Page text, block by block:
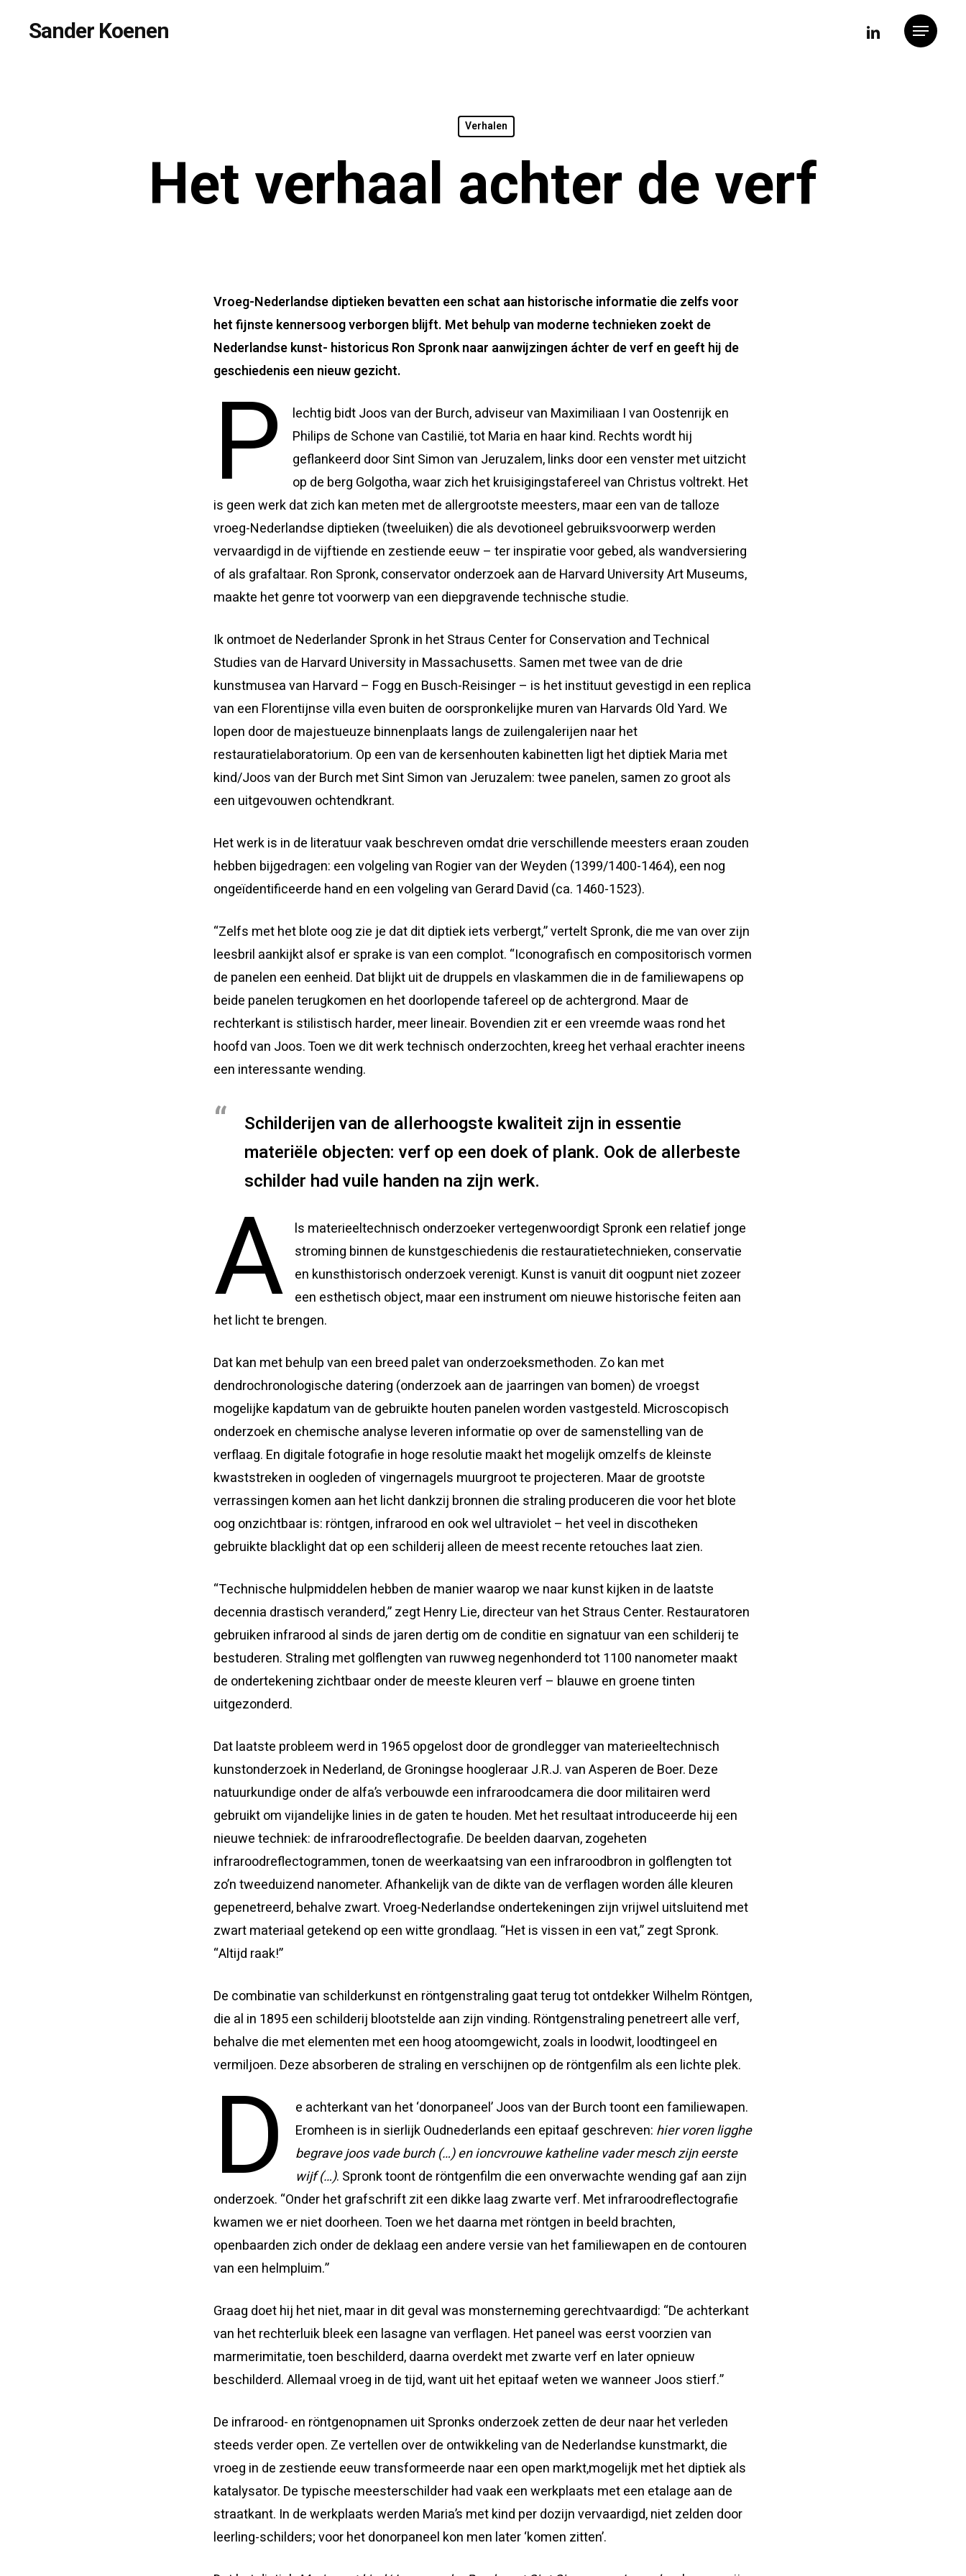
Sander Koenen linkedin Menu
Verhalen
Het verhaal achter de verf
Vroeg-Nederlandse diptieken bevatten een schat aan historische informatie die zelfs voor
het fijnste kennersoog verborgen blijft. Met behulp van moderne technieken zoekt de
Nederlandse kunst- historicus Ron Spronk naar aanwijzingen áchter de verf en geeft hij de
geschiedenis een nieuw gezicht.
P
lechtig bidt Joos van der Burch, adviseur van Maximiliaan I van Oostenrijk en
Philips de Schone van Castilië, tot Maria en haar kind. Rechts wordt hij
geflankeerd door Sint Simon van Jeruzalem, links door een venster met uitzicht
op de berg Golgotha, waar zich het kruisigingstafereel van Christus voltrekt. Het
is geen werk dat zich kan meten met de allergrootste meesters, maar een van de talloze
vroeg-Nederlandse diptieken (tweeluiken) die als devotioneel gebruiksvoorwerp werden
vervaardigd in de vijftiende en zestiende eeuw – ter inspiratie voor gebed, als wandversiering
of als grafaltaar. Ron Spronk, conservator onderzoek aan de Harvard University Art Museums,
maakte het genre tot voorwerp van een diepgravende technische studie.
Ik ontmoet de Nederlander Spronk in het Straus Center for Conservation and Technical
Studies van de Harvard University in Massachusetts. Samen met twee van de drie
kunstmusea van Harvard – Fogg en Busch-Reisinger – is het instituut gevestigd in een replica
van een Florentijnse villa even buiten de oorspronkelijke muren van Harvards Old Yard. We
lopen door de majestueuze binnenplaats langs de zuilengalerijen naar het
restauratielaboratorium. Op een van de kersenhouten kabinetten ligt het diptiek Maria met
kind/Joos van der Burch met Sint Simon van Jeruzalem: twee panelen, samen zo groot als
een uitgevouwen ochtendkrant.
Het werk is in de literatuur vaak beschreven omdat drie verschillende meesters eraan zouden
hebben bijgedragen: een volgeling van Rogier van der Weyden (1399/1400-1464), een nog
ongeïdentificeerde hand en een volgeling van Gerard David (ca. 1460-1523).
“Zelfs met het blote oog zie je dat dit diptiek iets verbergt,” vertelt Spronk, die me van over zijn
leesbril aankijkt alsof er sprake is van een complot. “Iconografisch en compositorisch vormen
de panelen een eenheid. Dat blijkt uit de druppels en vlaskammen die in de familiewapens op
beide panelen terugkomen en het doorlopende tafereel op de achtergrond. Maar de
rechterkant is stilistisch harder, meer lineair. Bovendien zit er een vreemde waas rond het
hoofd van Joos. Toen we dit werk technisch onderzochten, kreeg het verhaal erachter ineens
een interessante wending.
Schilderijen van de allerhoogste kwaliteit zijn in essentie
materiële objecten: verf op een doek of plank. Ook de allerbeste
schilder had vuile handen na zijn werk.
A
ls materieeltechnisch onderzoeker vertegenwoordigt Spronk een relatief jonge
stroming binnen de kunstgeschiedenis die restauratietechnieken, conservatie
en kunsthistorisch onderzoek verenigt. Kunst is vanuit dit oogpunt niet zozeer
een esthetisch object, maar een instrument om nieuwe historische feiten aan
het licht te brengen.
Dat kan met behulp van een breed palet van onderzoeksmethoden. Zo kan met
dendrochronologische datering (onderzoek aan de jaarringen van bomen) de vroegst
mogelijke kapdatum van de gebruikte houten panelen worden vastgesteld. Microscopisch
onderzoek en chemische analyse leveren informatie op over de samenstelling van de
verflaag. En digitale fotografie in hoge resolutie maakt het mogelijk omzelfs de kleinste
kwaststreken in oogleden of vingernagels muurgroot te projecteren. Maar de grootste
verrassingen komen aan het licht dankzij bronnen die straling produceren die voor het blote
oog onzichtbaar is: röntgen, infrarood en ook wel ultraviolet – het veel in discotheken
gebruikte blacklight dat op een schilderij alleen de meest recente retouches laat zien.
“Technische hulpmiddelen hebben de manier waarop we naar kunst kijken in de laatste
decennia drastisch veranderd,” zegt Henry Lie, directeur van het Straus Center. Restauratoren
gebruiken infrarood al sinds de jaren dertig om de conditie en signatuur van een schilderij te
bestuderen. Straling met golflengten van ruwweg negenhonderd tot 1100 nanometer maakt
de ondertekening zichtbaar onder de meeste kleuren verf – blauwe en groene tinten
uitgezonderd.
Dat laatste probleem werd in 1965 opgelost door de grondlegger van materieeltechnisch
kunstonderzoek in Nederland, de Groningse hoogleraar J.R.J. van Asperen de Boer. Deze
natuurkundige onder de alfa’s verbouwde een infraroodcamera die door militairen werd
gebruikt om vijandelijke linies in de gaten te houden. Met het resultaat introduceerde hij een
nieuwe techniek: de infraroodreflectografie. De beelden daarvan, zogeheten
infraroodreflectogrammen, tonen de weerkaatsing van een infraroodbron in golflengten tot
zo’n tweeduizend nanometer. Afhankelijk van de dikte van de verflagen worden álle kleuren
gepenetreerd, behalve zwart. Vroeg-Nederlandse ondertekeningen zijn vrijwel uitsluitend met
zwart materiaal getekend op een witte grondlaag. “Het is vissen in een vat,” zegt Spronk.
“Altijd raak!”
De combinatie van schilderkunst en röntgenstraling gaat terug tot ontdekker Wilhelm Röntgen,
die al in 1895 een schilderij blootstelde aan zijn vinding. Röntgenstraling penetreert alle verf,
behalve die met elementen met een hoog atoomgewicht, zoals in loodwit, loodtingeel en
vermiljoen. Deze absorberen de straling en verschijnen op de röntgenfilm als een lichte plek.
D
e achterkant van het ‘donorpaneel’ Joos van der Burch toont een familiewapen.
Eromheen is in sierlijk Oudnederlands een epitaaf geschreven: hier voren ligghe
begrave joos vade burch (…) en ioncvrouwe katheline vader mesch zijn eerste
wijf (…). Spronk toont de röntgenfilm die een onverwachte wending gaf aan zijn
onderzoek. “Onder het grafschrift zit een dikke laag zwarte verf. Met infraroodreflectografie
kwamen we er niet doorheen. Toen we het daarna met röntgen in beeld brachten,
openbaarden zich onder de deklaag een andere versie van het familiewapen en de contouren
van een helmpluim.”
Graag doet hij het niet, maar in dit geval was monsterneming gerechtvaardigd: “De achterkant
van het rechterluik bleek een lasagne van verflagen. Het paneel was eerst voorzien van
marmerimitatie, toen beschilderd, daarna overdekt met zwarte verf en later opnieuw
beschilderd. Allemaal vroeg in de tijd, want uit het epitaaf weten we wanneer Joos stierf.”
De infrarood- en röntgenopnamen uit Spronks onderzoek zetten de deur naar het verleden
steeds verder open. Ze vertellen over de ontwikkeling van de Nederlandse kunstmarkt, die
vroeg in de zestiende eeuw transformeerde naar een open markt,mogelijk met het diptiek als
katalysator. De typische meesterschilder had vaak een werkplaats met een etalage aan de
straatkant. In de werkplaats werden Maria’s met kind per dozijn vervaardigd, niet zelden door
leerling-schilders; voor het donorpaneel kon men later ‘komen zitten’.